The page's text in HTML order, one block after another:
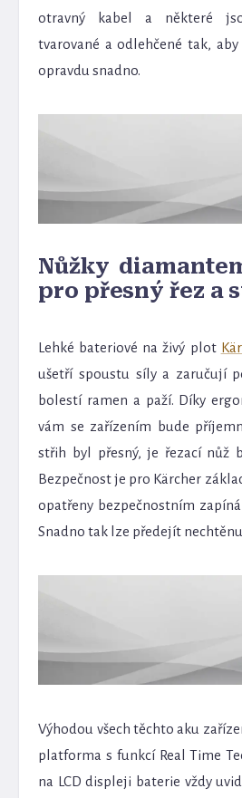
otravný kabel a některé
tvarované a odlehčené tak,
opravdu snadno.
Nůžky
pro přesný řez a
Lehké bateriové na živý plot
ušetří spoustu síly a zaručují
bolestí ramen a paží. Díky
vám se zařízením bude
střih byl přesný, je řezací nůž
Bezpečnost je pro Kärcher
opatřeny bezpečnostním
Snadno tak lze předejít
Výhodou všech těchto aku
platforma s funkcí Real Time
na LCD displeji baterie vždy